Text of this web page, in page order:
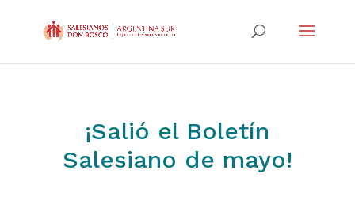
¡Salió el Boletín
Salesiano de mayo!